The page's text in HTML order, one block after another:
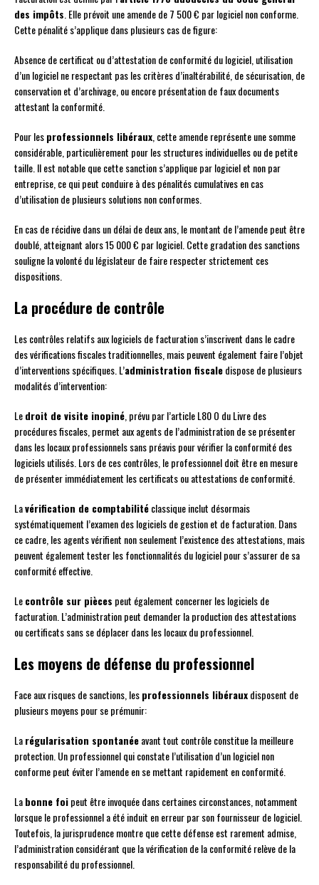
des impôts . Elle prévoit une amende de 7 500 € par logiciel non conforme.
Cette pénalité s’applique dans plusieurs cas de figure:
Absence de certificat ou d’attestation de conformité du logiciel, utilisation
d’un logiciel ne respectant pas les critères d’inaltérabilité, de sécurisation, de
conservation et d’archivage, ou encore présentation de faux documents
attestant la conformité.
Pour lesprofessionnels libéraux , cette amende représente une somme
considérable, particulièrement pour les structures individuelles ou de petite
taille. Il est notable que cette sanction s’applique par logiciel et non par
entreprise, ce qui peut conduire à des pénalités cumulatives en cas
d’utilisation de plusieurs solutions non conformes.
En cas de récidive dans un délai de deux ans, le montant de l’amende peut être
doublé, atteignant alors 15 000 € par logiciel. Cette gradation des sanctions
souligne la volonté du législateur de faire respecter strictement ces
dispositions.
La procédure de contrôle
Les contrôles relatifs aux logiciels de facturation s’inscrivent dans le cadre
des vérifications fiscales traditionnelles, mais peuvent également faire l’objet
d’interventions spécifiques. L’administration fiscaledispose de plusieurs
modalités d’intervention:
Ledroit de visite inopiné , prévu par l’article L80 O du Livre des
procédures fiscales, permet aux agents de l’administration de se présenter
dans les locaux professionnels sans préavis pour vérifier la conformité des
logiciels utilisés. Lors de ces contrôles, le professionnel doit être en mesure
de présenter immédiatement les certificats ou attestations de conformité.
Lavérification de comptabilitéclassique inclut désormais
systématiquement l’examen des logiciels de gestion et de facturation. Dans
ce cadre, les agents vérifient non seulement l’existence des attestations, mais
peuvent également tester les fonctionnalités du logiciel pour s’assurer de sa
conformité effective.
Lecontrôle sur pièces peut également concerner les logiciels de
facturation. L’administration peut demander la production des attestations
ou certificats sans se déplacer dans les locaux du professionnel.
Les moyens de défense du professionnel
Face aux risques de sanctions, lesprofessionnels libérauxdisposent de
plusieurs moyens pour se prémunir:
Larégularisation spontanéeavant tout contrôle constitue la meilleure
protection. Un professionnel qui constate l’utilisation d’un logiciel non
conforme peut éviter l’amende en se mettant rapidement en conformité.
Labonne foipeut être invoquée dans certaines circonstances, notamment
lorsque le professionnel a été induit en erreur par son fournisseur de logiciel.
Toutefois, la jurisprudence montre que cette défense est rarement admise,
l’administration considérant que la vérification de la conformité relève de la
responsabilité du professionnel.